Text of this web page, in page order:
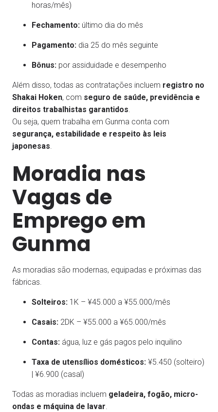
horas/mês)
Fechamento: último dia do mês
Pagamento: dia 25 do mês seguinte
Bônus: por assiduidade e desempenho
Além disso, todas as contratações incluem registro no
Shakai Hoken, com seguro de saúde, previdência e
direitos trabalhistas garantidos.
Ou seja, quem trabalha em Gunma conta com
segurança, estabilidade e respeito às leis
japonesas.
Moradia nas
Vagas de
Emprego em
Gunma
As moradias são modernas, equipadas e próximas das
fábricas.
Solteiros: 1K – ¥45.000 a ¥55.000/mês
Casais: 2DK – ¥55.000 a ¥65.000/mês
Contas: água, luz e gás pagos pelo inquilino
Taxa de utensílios domésticos: ¥5.450 (solteiro)
| ¥6.900 (casal)
Todas as moradias incluem geladeira, fogão, micro-
ondas e máquina de lavar.